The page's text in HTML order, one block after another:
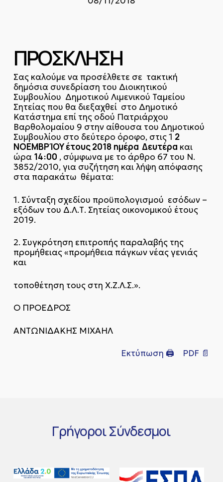
ΠΡΟΣΚΛΗΣΗ
Σας καλούμε να προσέλθετε σε τακτική
δημόσια συνεδρίαση του Διοικητικού
Συμβουλίου Δημοτικού Λιμενικού Ταμείου
Σητείας που θα διεξαχθεί στο Δημοτικό
Κατάστημα επί της οδού Πατριάρχου
Βαρθολομαίου 9 στην αίθουσα του Δημοτικού
Συμβουλίου στο δεύτερο όροφο, στις 1 2
ΝΟΕΜΒΡΊΟΥ έτους 2018 ημέρα Δευτέρα και
ώρα 14:00 , σύμφωνα με το άρθρο 67 του Ν.
3852/2010, για συζήτηση και λήψη απόφασης
στα παρακάτω θέματα:
1. Σύνταξη σχεδίου προϋπολογισμού εσόδων –
εξόδων του Δ.Λ.Τ. Σητείας οικονομικού έτους
2019.
2. Συγκρότηση επιτροπής παραλαβής της
προμήθειας «προμήθεια πάγκων νέας γενιάς
και
τοποθέτηση τους στη Χ.Ζ.Λ.Σ.».
Ο ΠΡΟΕΔΡΟΣ
ΑΝΤΩΝΙΔΑΚΗΣ ΜΙΧΑΗΛ
Εκτύπωση 🖨 PDF 📄
ΓρήγοροιΣύνδεσμοι